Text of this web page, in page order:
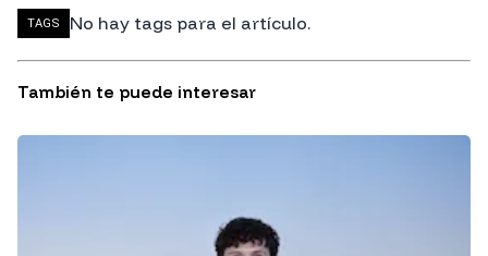
TAGS No hay tags para el artículo.
También te puede interesar